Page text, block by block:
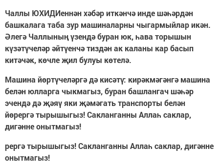
Чаллы ЮХИДИеннән хәбәр иткәнчә инде шәһәрдән
башкалага таба зур машиналарны чыгармыйлар икән.
Әлегә Чаллының үзендә буран юк, һава торышын
күзәтүчеләр әйтүенчә тиздән ак каланы кар басып
китәчәк, көчле җил булуы көтелә.
Машина йөртүчеләргә дә кисәтү: кирәкмәгәнгә машина
белән юлларга чыкмагыз, буран башлангач шәһәр
эчендә дә җәяү яки җәмәгать транспорты белән
йөрергә тырышыгыз! Сакланганны Аллаһ саклар,
дигәнне онытмагыз!
рергә тырышыгыз! Сакланганны Аллаһ саклар, дигәнне
онытмагыз!